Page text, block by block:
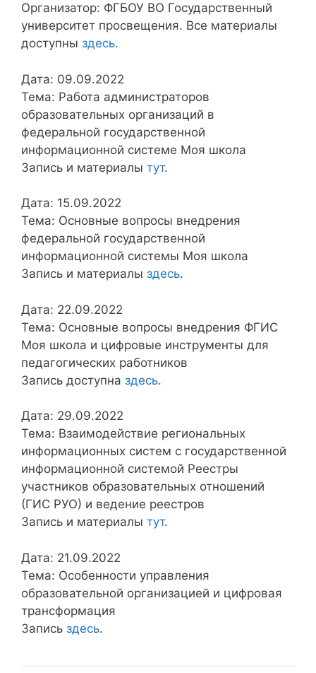
Организатор: ФГБОУ ВО Государственный
университет просвещения. Все материалы
доступны здесь.
Дата: 09.09.2022
Тема: Работа администраторов
образовательных организаций в
федеральной государственной
информационной системе Моя школа
Запись и материалы тут.
Дата: 15.09.2022
Тема: Основные вопросы внедрения
федеральной государственной
информационной системы Моя школа
Запись и материалы здесь.
Дата: 22.09.2022
Тема: Основные вопросы внедрения ФГИС
Моя школа и цифровые инструменты для
педагогических работников
Запись доступна здесь.
Дата: 29.09.2022
Тема: Взаимодействие региональных
информационных систем с государственной
информационной системой Реестры
участников образовательных отношений
(ГИС РУО) и ведение реестров
Запись и материалы тут.
Дата: 21.09.2022
Тема: Особенности управления
образовательной организацией и цифровая
трансформация
Запись здесь.